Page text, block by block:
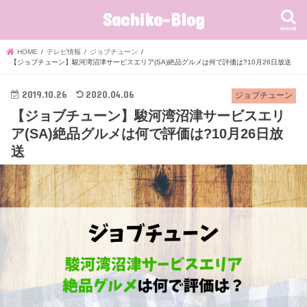
Sachiko-Blog search
HOME テレビ情報
ジョブチューン
【ジョブチューン】駿河湾沼津サービスエリア(SA)絶品グルメは何で評価は?10月26日放送
ジョブチューン
2019.10.26 2020.04.06
【ジョブチューン】駿河湾沼津サービスエリ
ア(SA)絶品グルメは何で評価は?10月26日放
送